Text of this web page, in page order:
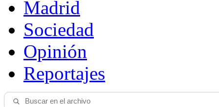
Madrid
Sociedad
Opinión
Reportajes